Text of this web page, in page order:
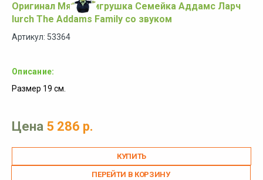
Оригинал Мягкая игрушка Семейка Аддамс Ларч
lurch The Addams Family со звуком
Артикул: 53364
Описание:
Размер 19 см.
Цена 5 286 р.
ПЕРЕЙТИ В КОРЗИНУ